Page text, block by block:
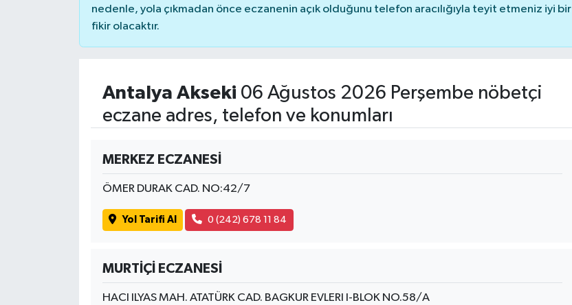
nedenle, yola çıkmadan önce eczanenin açık olduğunu telefon aracılığıyla teyit etmeniz iyi bir
fikir olacaktır.
Antalya Akseki 06 Ağustos 2026 Perşembe nöbetçi
eczane adres, telefon ve konumları
MERKEZ ECZANESİ
ÖMER DURAK CAD. NO:42/7
Yol Tarifi Al 0 (242) 678 11 84
MURTİÇİ ECZANESİ
HACI ILYAS MAH. ATATÜRK CAD. BAGKUR EVLERI I-BLOK NO.58/A